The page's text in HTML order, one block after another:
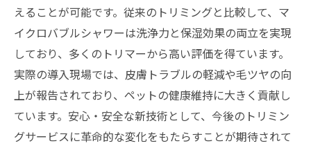
えることが可能です。従来のトリミングと比較して、マ
イクロバブルシャワーは洗浄力と保湿効果の両立を実現
しており、多くのトリマーから高い評価を得ています。
実際の導入現場では、皮膚トラブルの軽減や毛ツヤの向
上が報告されており、ペットの健康維持に大きく貢献し
ています。安心・安全な新技術として、今後のトリミン
グサービスに革命的な変化をもたらすことが期待されて